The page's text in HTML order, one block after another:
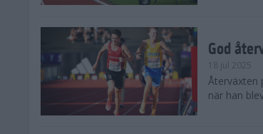
God
18 jul 2025
Återväxten
när han